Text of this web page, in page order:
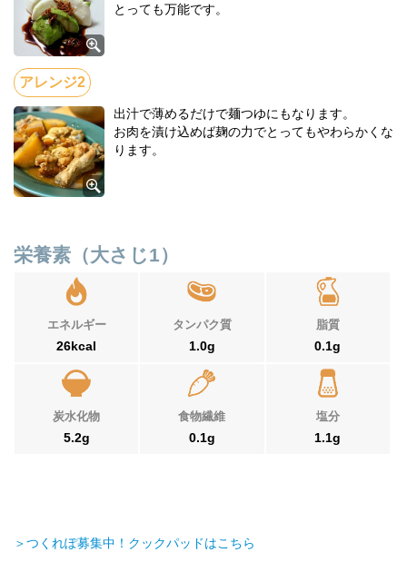
とっても万能です。
出汁で薄めるだけで麺つゆにもなります。
お肉を漬け込めば麹の力でとってもやわらかくな
ります。
栄養素（大さじ1）
エネルギー
26kcal
タンパク質
1.0g
脂質
0.1g
炭水化物
5.2g
食物繊維
0.1g
塩分
1.1g
＞つくれぽ募集中！クックパッドはこちら